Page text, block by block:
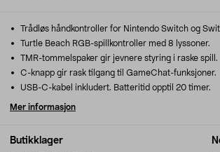
Butikklager
Trådløs håndkontroller for Nintendo Switch og
Turtle Beach RGB-spillkontroller med 8 lyssoner.
TMR-tommelspaker gir jevnere styring i raske spill.
C-knapp gir rask tilgang til GameChat-funksjoner.
USB-C-kabel inkludert. Batteritid opptil 20 timer.
Mer informasjon